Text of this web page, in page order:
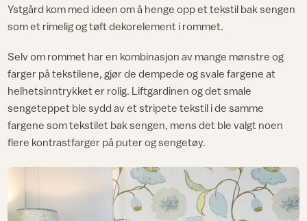
Ystgård kom med ideen om å henge opp et tekstil bak sengen
som et rimelig og tøft dekorelement i rommet.
Selv om rommet har en kombinasjon av mange mønstre og
farger på tekstilene, gjør de dempede og svale fargene at
helhetsinntrykket er rolig. Liftgardinen og det smale
sengeteppet ble sydd av et stripete tekstil i de samme
fargene som tekstilet bak sengen, mens det ble valgt noen
flere kontrastfarger på puter og sengetøy.